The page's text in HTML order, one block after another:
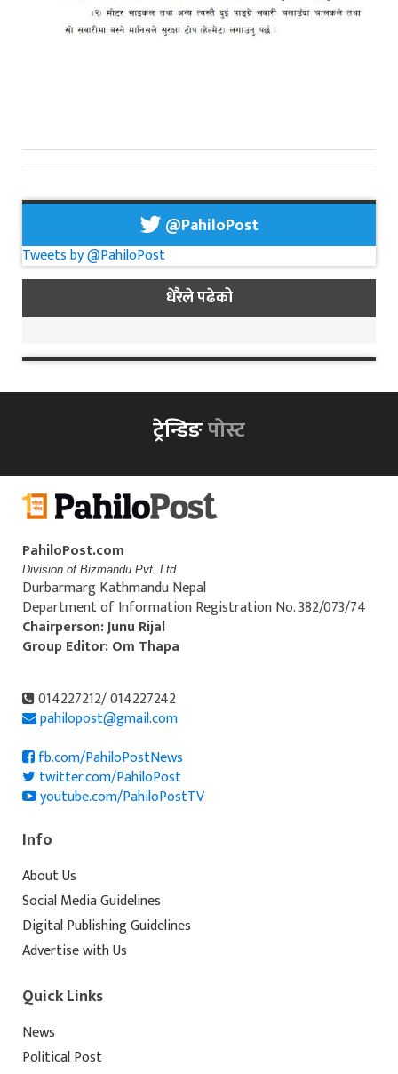
@PahiloPost
Tweets by @PahiloPost
धेरैले पढेको
ट्रेन्डिङपोस्ट
PahiloPost.com
Division of Bizmandu Pvt. Ltd.
Durbarmarg Kathmandu Nepal
Department of Information Registration No. 382/073/74
Chairperson: Junu Rijal
Group Editor: Om Thapa
014227212/ 014227242
pahilopost@gmail.com
fb.com/PahiloPostNews
twitter.com/PahiloPost
youtube.com/PahiloPostTV
Info
About Us
Social Media Guidelines
Digital Publishing Guidelines
Advertise with Us
Quick Links
News
Political Post